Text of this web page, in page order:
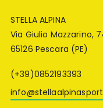
STELLA ALPINA
Via Giulio Mazzarino,
65126 Pescara (PE)
(+39)0852193393